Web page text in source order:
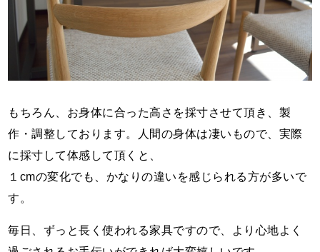
もちろん、お身体に合った高さを採寸させて頂き、製
作・調整しております。人間の身体は凄いもので、実際
に採寸して体感して頂くと、
１cmの変化でも、かなりの違いを感じられる方が多いで
す。
毎日、ずっと長く使われる家具ですので、より心地よく